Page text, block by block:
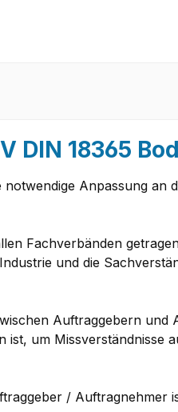
DIN 18365
Anpassung
Fachverbänden
und die
Auftraggebern und
um Missverständnisse
/ Auftragnehmer